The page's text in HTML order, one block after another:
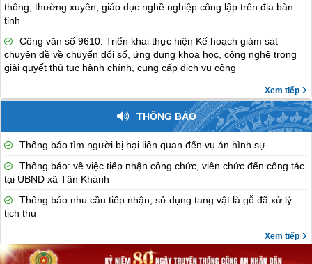
thông, thường xuyên, giáo dục nghề nghiệp công lập trên địa bàn
tỉnh
Công văn số 9610: Triển khai thực hiện Kế hoạch giám sát
chuyên đề về chuyển đổi số, ứng dụng khoa học, công nghệ trong
giải quyết thủ tục hành chính, cung cấp dịch vụ công
Xem tiếp
THÔNG BÁO
Thông báo tìm người bị hại liên quan đến vụ án hình sự
Thông báo: về việc tiếp nhận công chức, viên chức đến công tác
tại UBND xã Tân Khánh
Thông báo nhu cầu tiếp nhận, sử dụng tang vật là gỗ đã xử lý
tịch thu
Xem tiếp